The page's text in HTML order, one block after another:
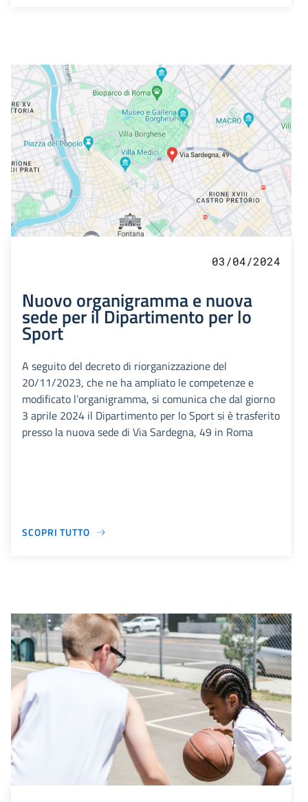
03/04/2024
Nuovo organigramma e nuova
sede per il Dipartimento per lo
Sport
A seguito del decreto di riorganizzazione del
20/11/2023, che ne ha ampliato le competenze e
modificato l’organigramma, si comunica che dal giorno
3 aprile 2024 il Dipartimento per lo Sport si è trasferito
presso la nuova sede di Via Sardegna, 49 in Roma
SCOPRI TUTTO